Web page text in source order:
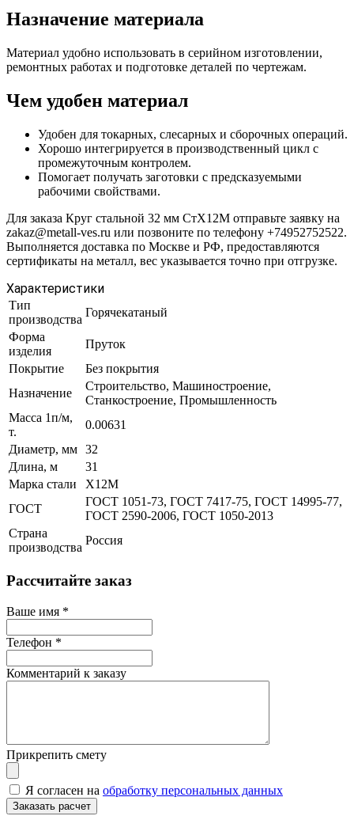
Назначение материала
Материал удобно использовать в серийном изготовлении,
ремонтных работах и подготовке деталей по чертежам.
Чем удобен материал
Удобен для токарных, слесарных и сборочных операций.
Хорошо интегрируется в производственный цикл с
промежуточным контролем.
Помогает получать заготовки с предсказуемыми
рабочими свойствами.
Для заказа Круг стальной 32 мм СтХ12М отправьте заявку на
zakaz@metall-ves.ru или позвоните по телефону +74952752522.
Выполняется доставка по Москве и РФ, предоставляются
сертификаты на металл, вес указывается точно при отгрузке.
Характеристики
Тип
производства
Горячекатаный
Форма
изделия
Пруток
Покрытие
Без покрытия
Назначение
Строительство, Машиностроение,
Станкостроение, Промышленность
Масса 1п/м,
т.
0.00631
Диаметр, мм 32
Длина, м
31
Марка стали
Х12М
ГОСТ
ГОСТ 1051-73, ГОСТ 7417-75, ГОСТ 14995-77,
ГОСТ 2590-2006, ГОСТ 1050-2013
Страна
производства
Россия
Рассчитайте заказ
Ваше имя *
Телефон *
Комментарий к заказу
Прикрепить смету
Я согласен на обработку персональных данных